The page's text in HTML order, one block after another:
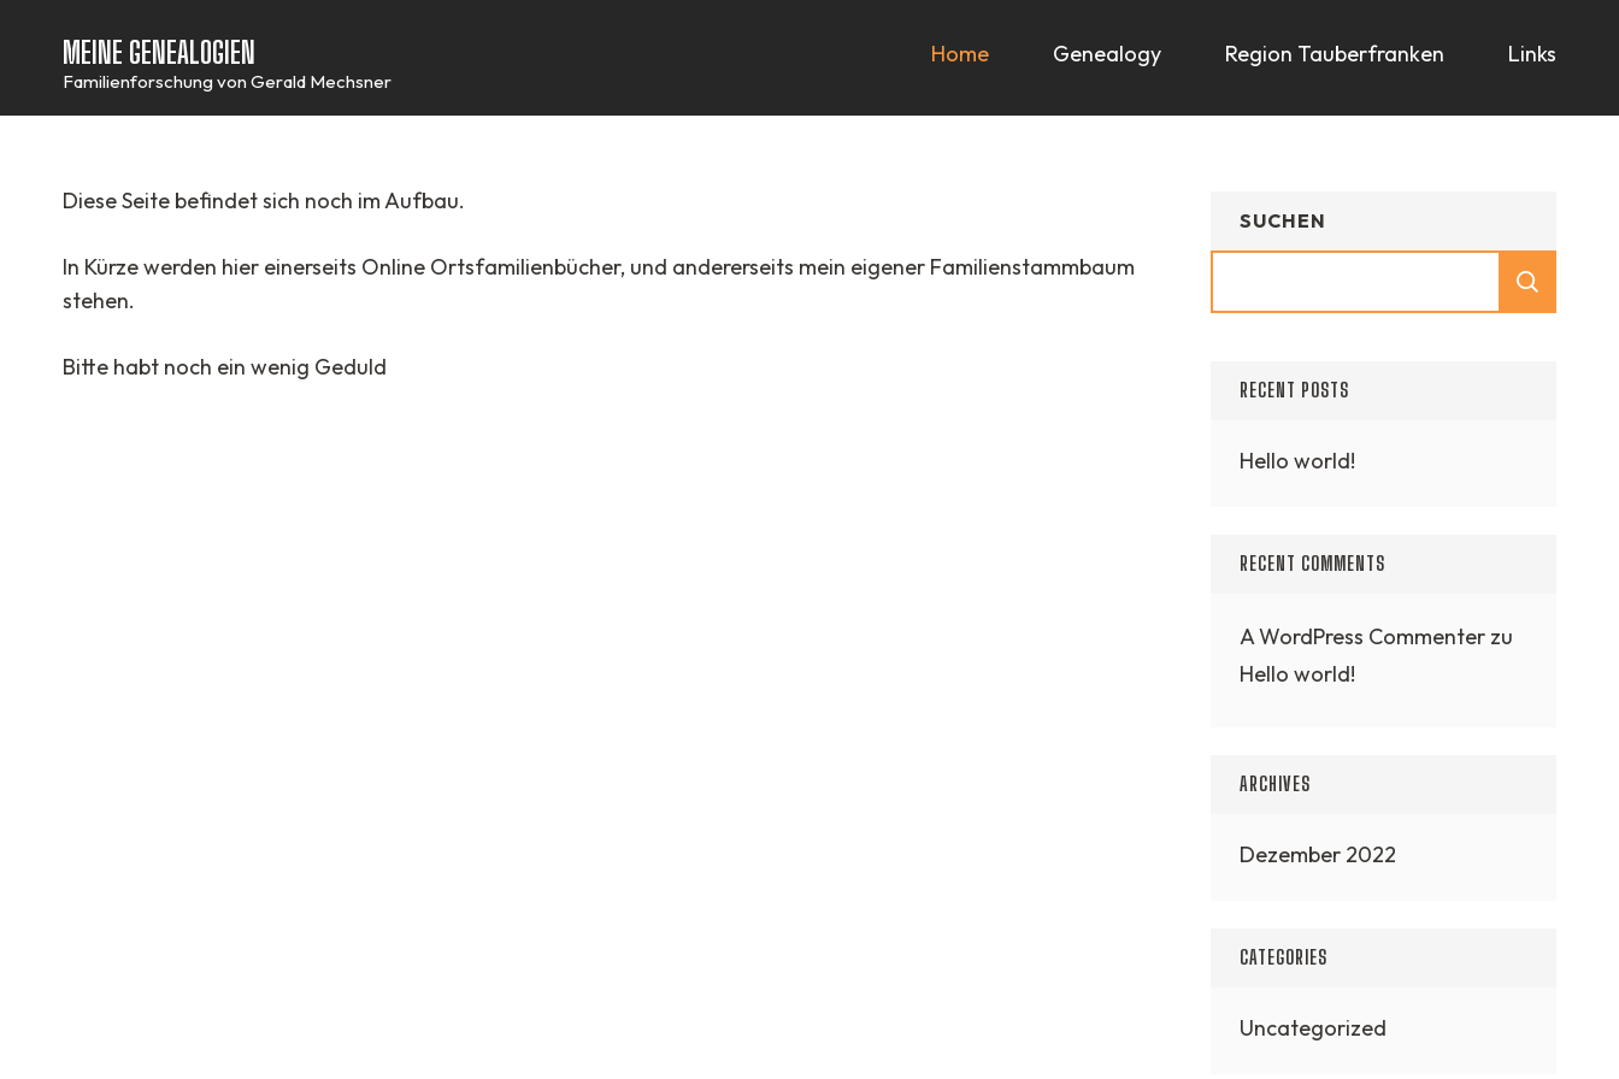
MEINE GENEALOGIEN
Familienforschung von Gerald Mechsner
Home Genealogy Region Tauberfranken Links
Diese Seite befindet sich noch im Aufbau.
In Kürze werden hier einerseits Online Ortsfamilienbücher, und andererseits mein eigener Familienstammbaum
stehen.
Bitte habt noch ein wenig Geduld
SUCHEN
RECENT POSTS
Hello world!
RECENT COMMENTS
A WordPress Commenterzu
Hello world!
ARCHIVES
Dezember 2022
CATEGORIES
Uncategorized